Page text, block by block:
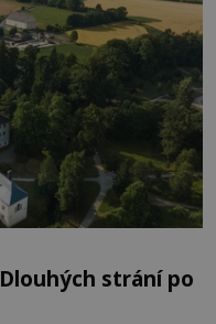
strání po